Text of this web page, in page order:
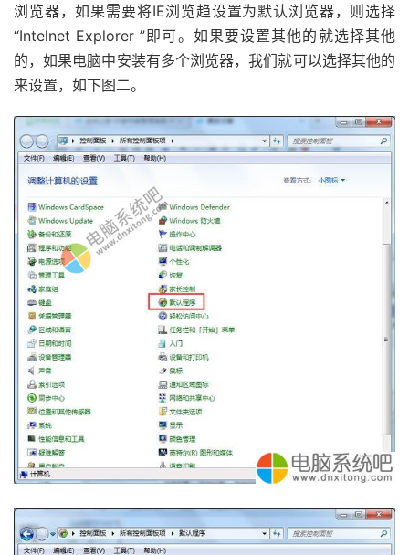
浏览器，如果需要将IE浏览趋设置为默认浏览器，则选择
“Intelnet Explorer ”即可。如果要设置其他的就选择其他
的，如果电脑中安装有多个浏览器，我们就可以选择其他的
来设置，如下图二。